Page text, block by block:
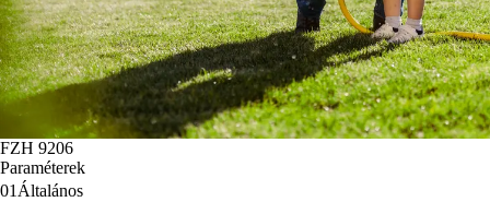
FZH 9206
Paraméterek
01 Általános